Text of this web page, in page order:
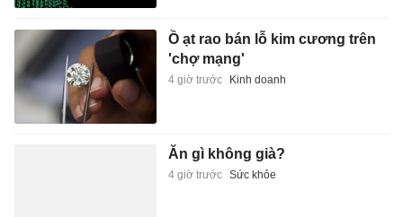
Ồ ạt rao bán lỗ kim cương trên
'chợ mạng'
4 giờ trước Kinh doanh
Ăn gì không già?
4 giờ trước Sức khỏe